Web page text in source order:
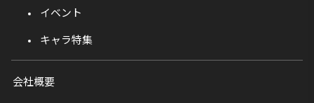
イベント
キャラ特集
会社概要